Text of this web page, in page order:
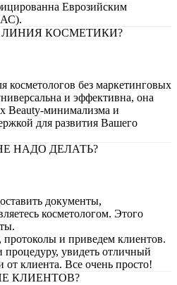
Еврозийским
КОСМЕТИКИ?
косметологов без маркетинговых
и эффективна, она
Beauty-минимализма и
для развития Вашего
НАДО ДЕЛАТЬ?
документы,
косметологом. Этого
и приведем клиентов.
увидеть отличный
от клиента. Все очень просто!
КЛИЕНТОВ?